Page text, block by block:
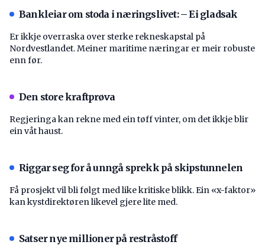
Bankleiar om stoda i næringslivet: – Ei gladsak
Er ikkje overraska over sterke rekneskapstal på
Nordvestlandet. Meiner maritime næringar er meir robuste
enn før.
Den store kraftprøva
Regjeringa kan rekne med ein tøff vinter, om det ikkje blir
ein våt haust.
Riggar seg for å unngå sprekk på skipstunnelen
Få prosjekt vil bli følgt med like kritiske blikk. Ein «x-faktor»
kan kystdirektøren likevel gjere lite med.
Satser nye millioner på restråstoff